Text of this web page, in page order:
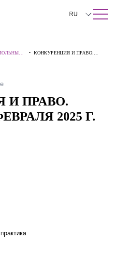
Закрыть
RU
中文
Italiano
• КОНКУРЕНЦИЯ И ПРАВО.
И ПРАВО.
2025 Г.